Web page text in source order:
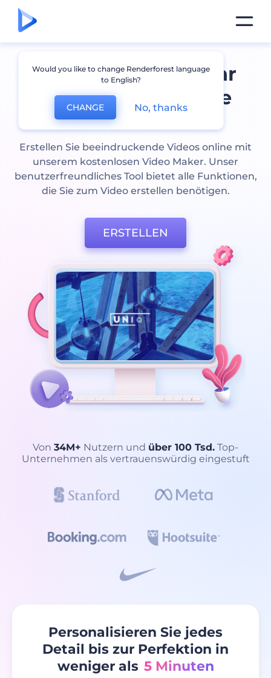
Video Erstellen- Ihr
Kostenloser Online
Video Maker
Erstellen Sie beeindruckende Videos online mit
unserem kostenlosen Video Maker. Unser
benutzerfreundliches Tool bietet alle Funktionen,
die Sie zum Video erstellen benötigen.
ERSTELLEN
Von 34M+ Nutzern und über 100 Tsd. Top-
Unternehmen als vertrauenswürdig eingestuft
Personalisieren Sie jedes
Detail bis zur Perfektion in
weniger als 5 Minuten
Would you like to change Renderforest language
to English?
CHANGE No, thanks